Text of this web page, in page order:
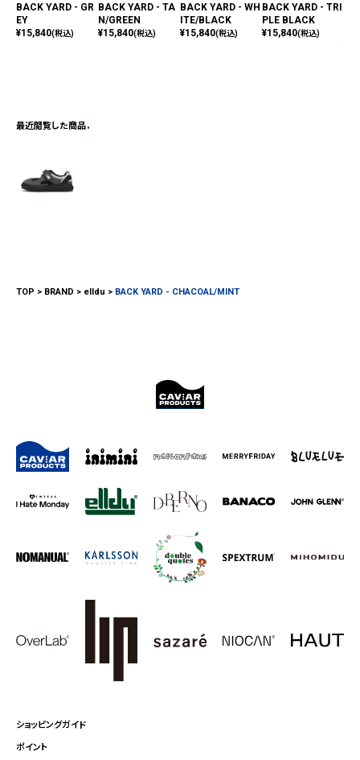
BACK YARD - GR
EY
¥15,840(税込)
BACK YARD - TA
N/GREEN
¥15,840(税込)
BACK YARD - WH
ITE/BLACK
¥15,840(税込)
BACK YARD - TRI
PLE BLACK
¥15,840(税込)
最近閲覧した商品
TOP BRAND elldu BACK YARD - CHACOAL/MINT
ショッピングガイド
ポイント